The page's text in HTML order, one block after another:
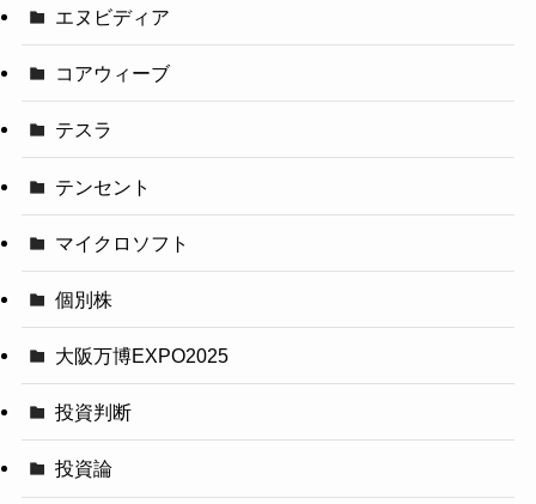
エヌビディア
コアウィーブ
テスラ
テンセント
マイクロソフト
個別株
大阪万博EXPO2025
投資判断
投資論